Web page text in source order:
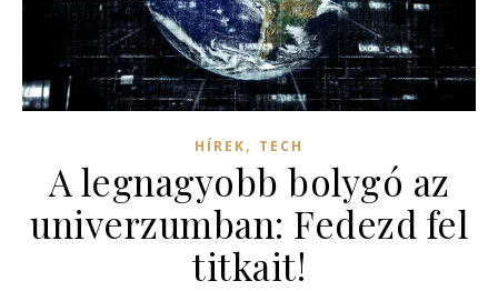
HÍREK, TECH
A legnagyobb bolygó az
univerzumban: Fedezd fel
titkait!